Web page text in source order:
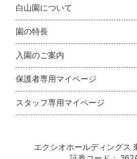
白山園について
園の特長
入園のご案内
保護者専用マイページ
スタッフ専用マイページ
エクシオホールディングス